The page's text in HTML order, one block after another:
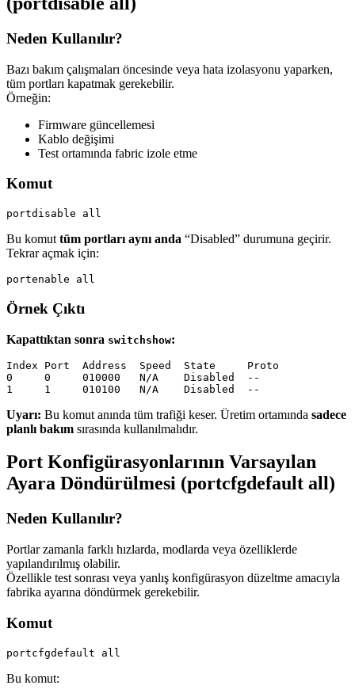
Neden Kullanılır?
Bazı bakım çalışmaları öncesinde veya hata izolasyonu yaparken,
tüm portları kapatmak gerekebilir.
Örneğin:
Firmware güncellemesi
Kablo değişimi
Test ortamında fabric izole etme
Komut
Bu komut tüm portları aynı anda “Disabled” durumuna geçirir.
Tekrar açmak için:
Örnek Çıktı
Kapattıktan sonra switchshow:
Index Port  Address  Speed  State     Proto
0     0     010000   N/A    Disabled  --
Uyarı: Bu komut anında tüm trafiği keser. Üretim ortamında sadece
planlı bakım sırasında kullanılmalıdır.
Port Konfigürasyonlarının Varsayılan
Ayara Döndürülmesi (portcfgdefault all)
Neden Kullanılır?
Portlar zamanla farklı hızlarda, modlarda veya özelliklerde
yapılandırılmış olabilir.
Özellikle test sonrası veya yanlış konfigürasyon düzeltme amacıyla
fabrika ayarına döndürmek gerekebilir.
Komut
Bu komut: